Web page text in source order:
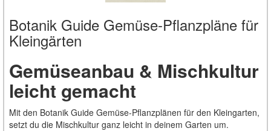
Botanik Guide Gemüse-Pflanzpläne für
Kleingärten
Gemüseanbau & Mischkultur
leicht gemacht
Mit den Botanik Guide Gemüse-Pflanzplänen für den Kleingarten,
setzt du die Mischkultur ganz leicht in deinem Garten um.